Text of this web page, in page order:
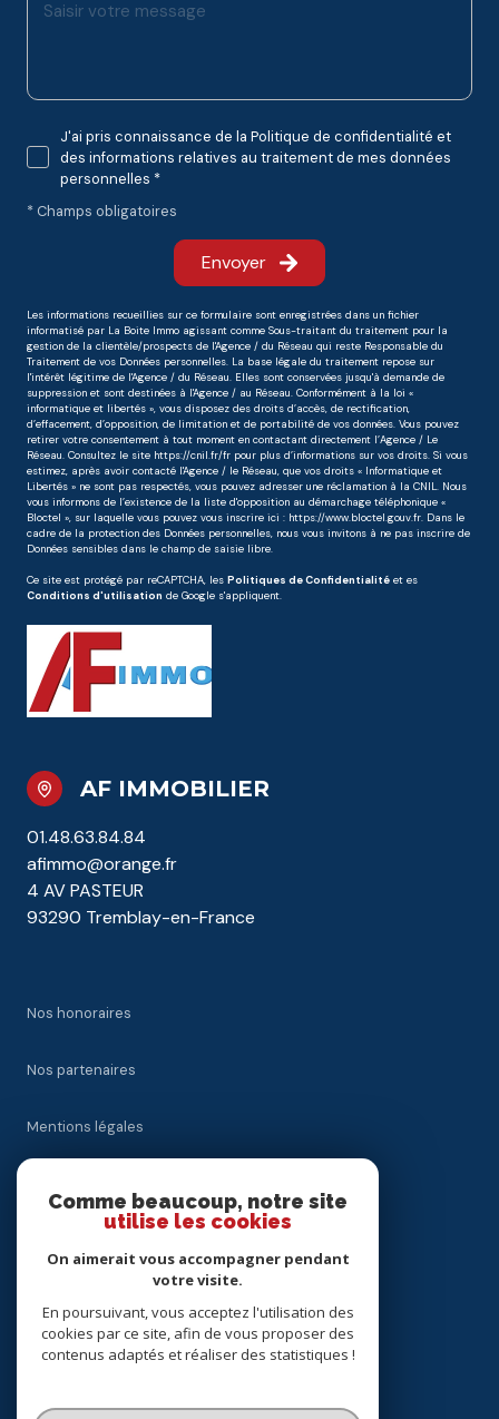
J'ai pris connaissance de la Politique de confidentialité et
des informations relatives au traitement de mes données
personnelles *
* Champs obligatoires
Envoyer
Les informations recueillies sur ce formulaire sont enregistrées dans un fichier
informatisé par La Boite Immo agissant comme Sous-traitant du traitement pour la
gestion de la clientèle/prospects de l'Agence / du Réseau qui reste Responsable du
Traitement de vos Données personnelles. La base légale du traitement repose sur
l'intérêt légitime de l'Agence / du Réseau. Elles sont conservées jusqu'à demande de
suppression et sont destinées à l'Agence / au Réseau. Conformément à la loi «
informatique et libertés », vous disposez des droits d’accès, de rectification,
d’effacement, d’opposition, de limitation et de portabilité de vos données. Vous pouvez
retirer votre consentement à tout moment en contactant directement l’Agence / Le
Réseau. Consultez le site https://cnil.fr/fr pour plus d’informations sur vos droits. Si vous
estimez, après avoir contacté l'Agence / le Réseau, que vos droits « Informatique et
Libertés » ne sont pas respectés, vous pouvez adresser une réclamation à la CNIL. Nous
vous informons de l’existence de la liste d'opposition au démarchage téléphonique «
Bloctel », sur laquelle vous pouvez vous inscrire ici : https://www.bloctel.gouv.fr. Dans le
cadre de la protection des Données personnelles, nous vous invitons à ne pas inscrire de
Données sensibles dans le champ de saisie libre.
Ce site est protégé par reCAPTCHA, les Politiques de Confidentialité et es
Conditions d'utilisation de Google s'appliquent.
AF IMMOBILIER
01.48.63.84.84
afimmo@orange.fr
4 AV PASTEUR
93290 Tremblay-en-France
Nos honoraires
Nos partenaires
Mentions légales
Comme beaucoup, notre site
utilise les cookies
On aimerait vous accompagner pendant
votre visite.
En poursuivant, vous acceptez l'utilisation des
cookies par ce site, afin de vous proposer des
contenus adaptés et réaliser des statistiques !